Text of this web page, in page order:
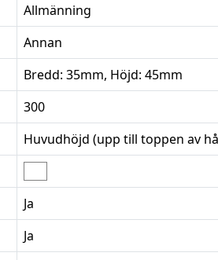
Allmänning
Annan
Bredd: 35mm, Höjd: 45mm
300
Huvudhöjd (upp till toppen av
Ja
Ja